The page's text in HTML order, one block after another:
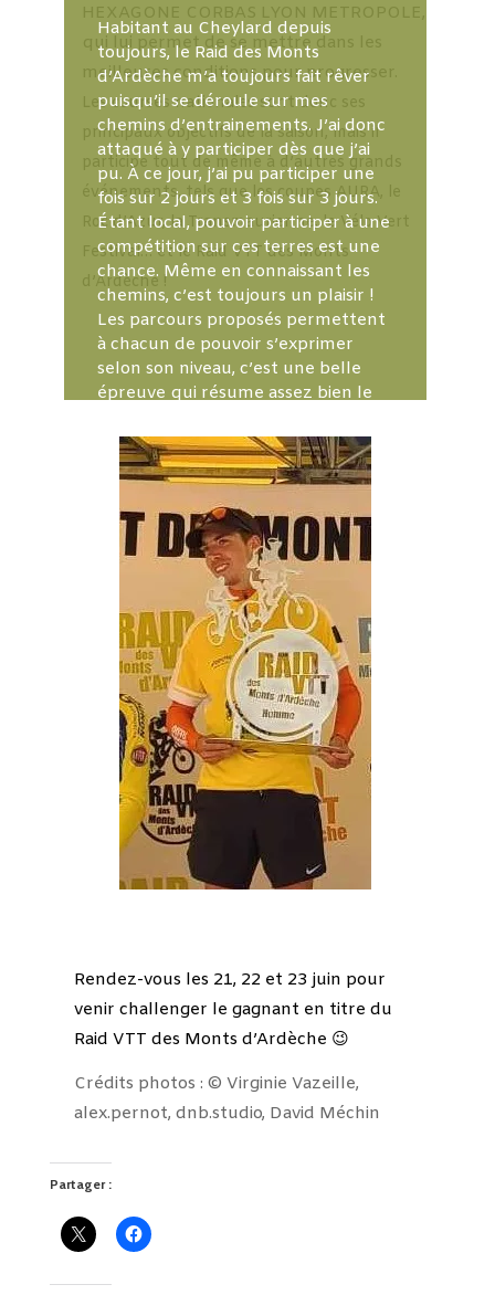
HEXAGONE CORBAS LYON METROPOLE,
qui lui permet de se mettre dans les
meilleures conditions pour progresser.
Les courses nationales sont donc ses
principaux objectifs de la saison, mais il
participe tout de même à d’autres grands
événements, tels que les coupes AURA, le
Roc d’Azur, la Transmaurienne, le Vélo Vert
Festival… et le Raid VTT des Monts
d’Ardèche !
Habitant au Cheylard depuis
toujours, le Raid des Monts
d’Ardèche m’a toujours fait rêver
puisqu’il se déroule sur mes
chemins d’entrainements. J’ai donc
attaqué à y participer dès que j’ai
pu. À ce jour, j’ai pu participer une
fois sur 2 jours et 3 fois sur 3 jours.
Étant local, pouvoir participer à une
compétition sur ces terres est une
chance. Même en connaissant les
chemins, c’est toujours un plaisir !
Les parcours proposés permettent
à chacun de pouvoir s’exprimer
selon son niveau, c’est une belle
épreuve qui résume assez bien le
J’apprécie aussi le format des 3
jours de courses, qui permet aussi
d’être une épreuve conviviale et
très familiale. Un grand merci à tous
les bénévoles qui œuvrent pour cet
événement.
Rendez-vous les 21, 22 et 23 juin pour
venir challenger le gagnant en titre du
Raid VTT des Monts d’Ardèche 😉
Crédits photos : © Virginie Vazeille,
alex.pernot, dnb.studio, David Méchin
Partager :